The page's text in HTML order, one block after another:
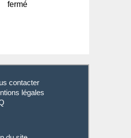
fermé
contacter
légales